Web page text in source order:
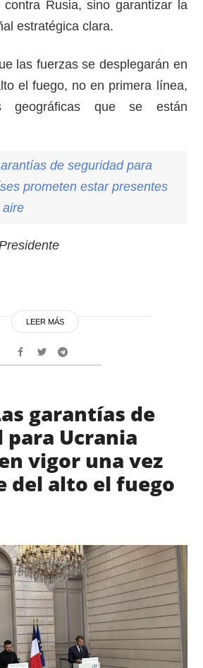
Rusia, sino garantizar la
estratégica clara.
las fuerzas se desplegarán en
el fuego, no en primera línea,
geográficas que se están
de seguridad para
prometen estar presentes
aire
LEER MÁS
garantías de
para Ucrania
vigor una vez
del alto el fuego